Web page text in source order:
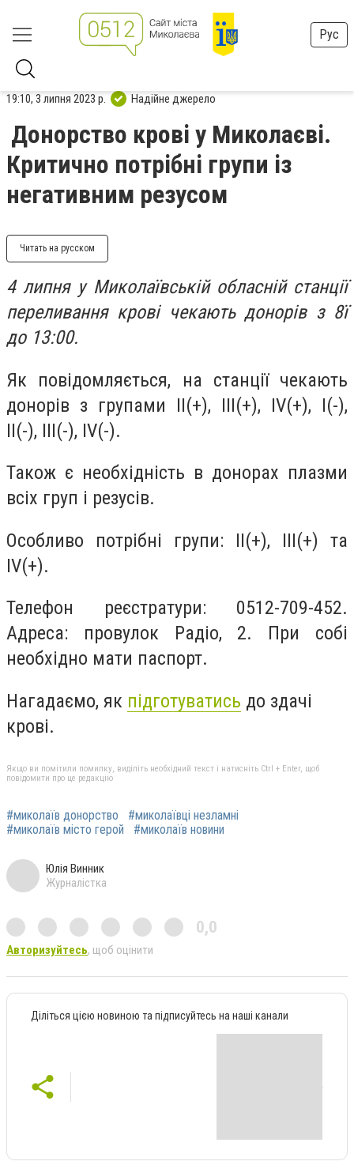
Рус
19:10, 3 липня 2023 р. Надійне джерело
Донорство крові у Миколаєві.
Критично потрібні групи із
негативним резусом
Читать на русском
4 липня у Миколаївській обласній станції
переливання крові чекають донорів з 8ї
до 13:00.
Як повідомляється, на станції чекають
донорів з групами II(+), III(+), IV(+), I(-),
II(-), III(-), IV(-).
Також є необхідність в донорах плазми
всіх груп і резусів.
Особливо потрібні групи: II(+), III(+) та
IV(+).
Телефон реєстратури: 0512-709-452.
Адреса: провулок Радіо, 2. При собі
необхідно мати паспорт.
Нагадаємо, як підготуватись до здачі
крові.
Якщо ви помітили помилку, виділіть необхідний текст і натисніть Ctrl + Enter, щоб
повідомити про це редакцію
#миколаїв донорство
#миколаївці незламні
#миколаїв місто герой
#миколаїв новини
Юлія Винник
Журналістка
0,0
Авторизуйтесь, щоб оцінити
Діліться цією новиною та підписуйтесь на наші канали